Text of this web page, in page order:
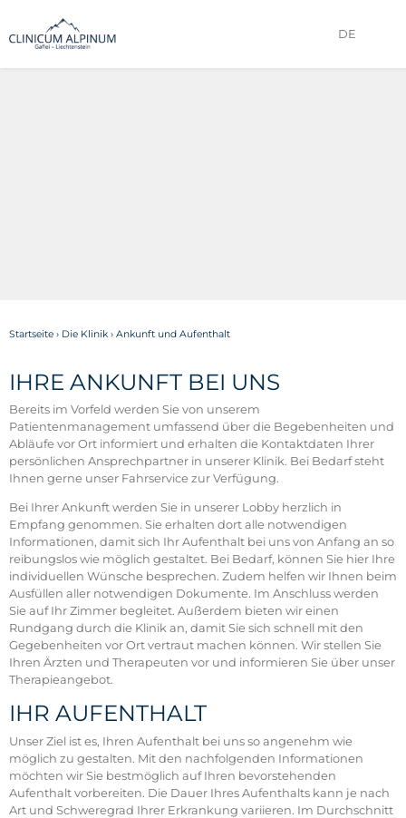
DE
Startseite› Die Klinik› Ankunft und Aufenthalt
IHRE ANKUNFT BEI UNS
Bereits im Vorfeld werden Sie von unserem
Patientenmanagement umfassend über die Begebenheiten und
Abläufe vor Ort informiert und erhalten die Kontaktdaten Ihrer
persönlichen Ansprechpartner in unserer Klinik. Bei Bedarf steht
Ihnen gerne unser Fahrservice zur Verfügung.
Bei Ihrer Ankunft werden Sie in unserer Lobby herzlich in
Empfang genommen. Sie erhalten dort alle notwendigen
Informationen, damit sich Ihr Aufenthalt bei uns von Anfang an so
reibungslos wie möglich gestaltet. Bei Bedarf, können Sie hier Ihre
individuellen Wünsche besprechen. Zudem helfen wir Ihnen beim
Ausfüllen aller notwendigen Dokumente. Im Anschluss werden
Sie auf Ihr Zimmer begleitet. Außerdem bieten wir einen
Rundgang durch die Klinik an, damit Sie sich schnell mit den
Gegebenheiten vor Ort vertraut machen können. Wir stellen Sie
Ihren Ärzten und Therapeuten vor und informieren Sie über unser
Therapieangebot.
IHR AUFENTHALT
Unser Ziel ist es, Ihren Aufenthalt bei uns so angenehm wie
möglich zu gestalten. Mit den nachfolgenden Informationen
möchten wir Sie bestmöglich auf Ihren bevorstehenden
Aufenthalt vorbereiten. Die Dauer Ihres Aufenthalts kann je nach
Art und Schweregrad Ihrer Erkrankung variieren. Im Durchschnitt